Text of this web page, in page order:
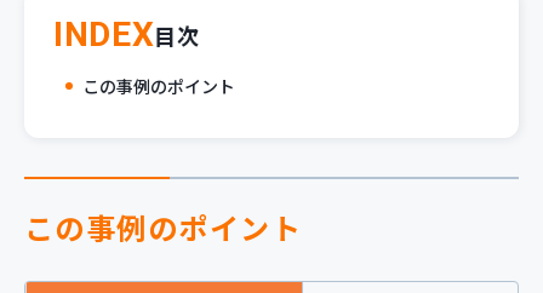
採用情報
INDEX目次
この事例のポイント
この事例のポイント